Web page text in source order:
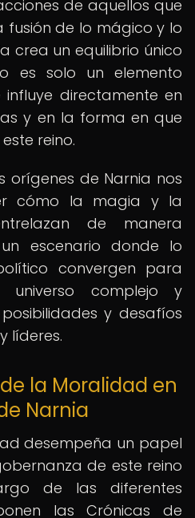
de aquellos que
fusión de lo mágico y lo
crea un equilibrio único
es solo un elemento
directamente en
y en la forma en que
reino.
orígenes de Narnia nos
cómo la magia y la
de manera
escenario donde lo
convergen para
complejo y
y desafíos
líderes.
la Moralidad en
Narnia
desempeña un papel
de este reino
de las diferentes
las Crónicas de